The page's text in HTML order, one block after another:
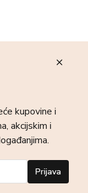
Prijava
kupovine i
akcijskim i
Prijava